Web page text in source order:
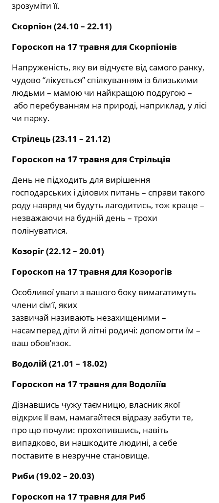
зрозуміти її.
Скорпіон (24.10 – 22.11)
Гороскоп на 17 травня для Скорпіонів
Напруженість, яку ви відчуєте від самого ранку,
чудово “лікується” спілкуванням із близькими
людьми – мамою чи найкращою подругою –
або перебуванням на природі, наприклад, у лісі
чи парку.
Стрілець (23.11 – 21.12)
Гороскоп на 17 травня для Стрільців
День не підходить для вирішення
господарських і ділових питань – справи такого
роду навряд чи будуть лагодитись, тож краще –
незважаючи на будній день – трохи
полінуватися.
Козоріг (22.12 – 20.01)
Гороскоп на 17 травня для Козорогів
Особливої уваги з вашого боку вимагатимуть
члени сім’ї, яких
зазвичай називають незахищеними –
насамперед діти й літні родичі: допомогти їм –
ваш обов’язок.
Водолій (21.01 – 18.02)
Гороскоп на 17 травня для Водоліїв
Дізнавшись чужу таємницю, власник якої
відкриє її вам, намагайтеся відразу забути те,
про що почули: прохопившись, навіть
випадково, ви нашкодите людині, а себе
поставите в незручне становище.
Риби (19.02 – 20.03)
Гороскоп на 17 травня для Риб